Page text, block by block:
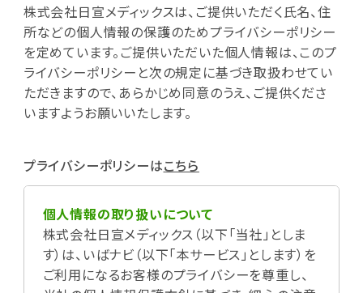
株式会社日宣メディックスは、ご提供いただく氏名、住
所などの個人情報の保護のためプライバシーポリシー
を定めています。ご提供いただいた個人情報は、このプ
ライバシーポリシーと次の規定に基づき取扱わせてい
ただきますので、あらかじめ同意のうえ、ご提供くださ
いますようお願いいたします。
プライバシーポリシーはこちら
個人情報の取り扱いについて
株式会社日宣メディックス（以下「当社」としま
す）は、いばナビ（以下「本サービス」とします）を
ご利用になるお客様のプライバシーを尊重し、